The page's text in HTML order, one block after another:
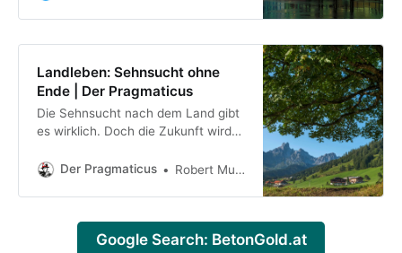
Landleben: Sehnsucht ohne
Ende | Der Pragmaticus
Die Sehnsucht nach dem Land gibt
es wirklich. Doch die Zukunft wird
Stadtforscher Robert Musil.
Der Pragmaticus Robert Musil
Google Search: BetonGold.at